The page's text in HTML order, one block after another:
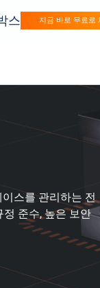
스 지금 바로 무료로
스를 관리하는 전
준수, 높은 보안
개발 플랫폼입니다.
1.1-T2V
크리에이티브 생성, 극한
로 아시아에서의 성공
너십의 이점
규정 준수하며 전 세계적으
라우드 인프라로 기업을 지
GenAI 모델로 AI 여정을
요
for AI (PAI)
엔지니어링 작업 수행
Management Service
와 사용자 간에 안전하고 신
와 함꼐 더 빠르게 혁신
기술을 활용한 스포츠 업
정된 가격으로 Alibaba
용하세요.
드 인사이트 및 개발자 트
원리와 배경을 탐구하는
및 ISV가 제공하는 즉시
션을 살펴보세요.
유해 주시면 Alibaba
도움이 됩니다.